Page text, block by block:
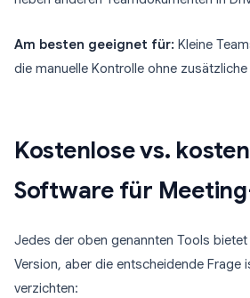
Am besten geeignet für: Kleine
die manuelle Kontrolle ohne
Kostenlose vs.
Software für
Jedes der oben genannten Tools
Version, aber die entscheidende Frage
verzichten: